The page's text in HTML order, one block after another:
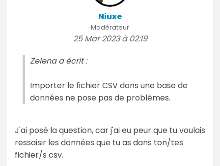
Niuxe
Modérateur
25 Mar 2023 à 02:19
Zelena a écrit :
Importer le fichier CSV dans une base de
données ne pose pas de problèmes.
J'ai posé la question, car j'ai eu peur que tu voulais
ressaisir les données que tu as dans ton/tes
fichier/s csv.